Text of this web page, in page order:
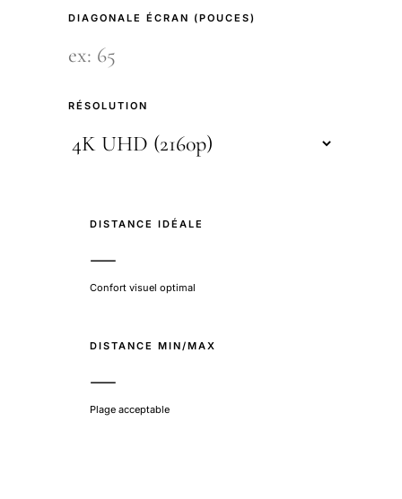
DIAGONALE ÉCRAN (POUCES)
RÉSOLUTION
DISTANCE IDÉALE
—
Confort visuel optimal
DISTANCE MIN/MAX
—
Plage acceptable